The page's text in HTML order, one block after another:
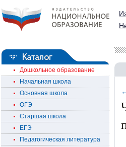
Дошкольное образование
Начальная школа
Основная школа
ОГЭ
Старшая школа
ЕГЭ
Педагогическая литература